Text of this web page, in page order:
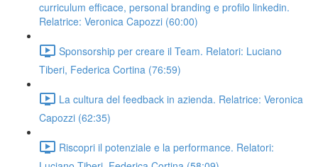
curriculum efficace, personal branding e profilo linkedin.
Relatrice: Veronica Capozzi (60:00)
Sponsorship per creare il Team. Relatori: Luciano
Tiberi, Federica Cortina (76:59)
La cultura del feedback in azienda. Relatrice: Veronica
Capozzi (62:35)
Riscopri il potenziale e la performance. Relatori: